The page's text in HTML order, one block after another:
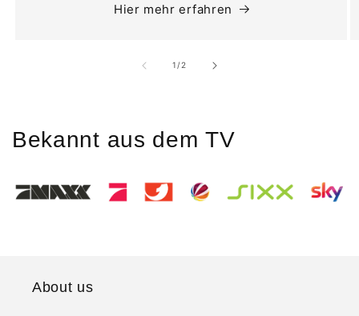
Hier mehr erfahren
1 /von
2
Bekannt aus dem TV
About us